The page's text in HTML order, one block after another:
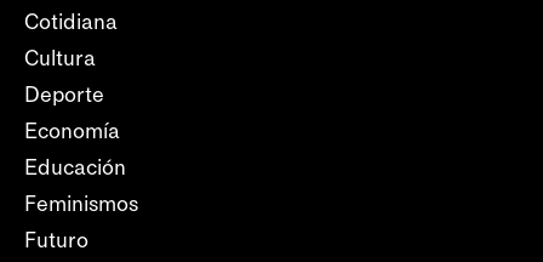
Cotidiana
Cultura
Deporte
Economía
Educación
Feminismos
Futuro